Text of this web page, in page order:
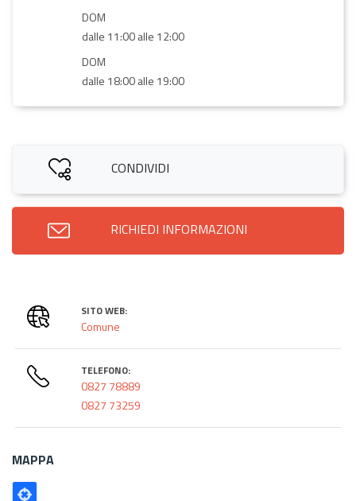
DOM
dalle 11:00 alle 12:00
DOM
dalle 18:00 alle 19:00
CONDIVIDI
RICHIEDI INFORMAZIONI
SITO WEB:
Comune
TELEFONO:
0827 78889
0827 73259
MAPPA
Poligono